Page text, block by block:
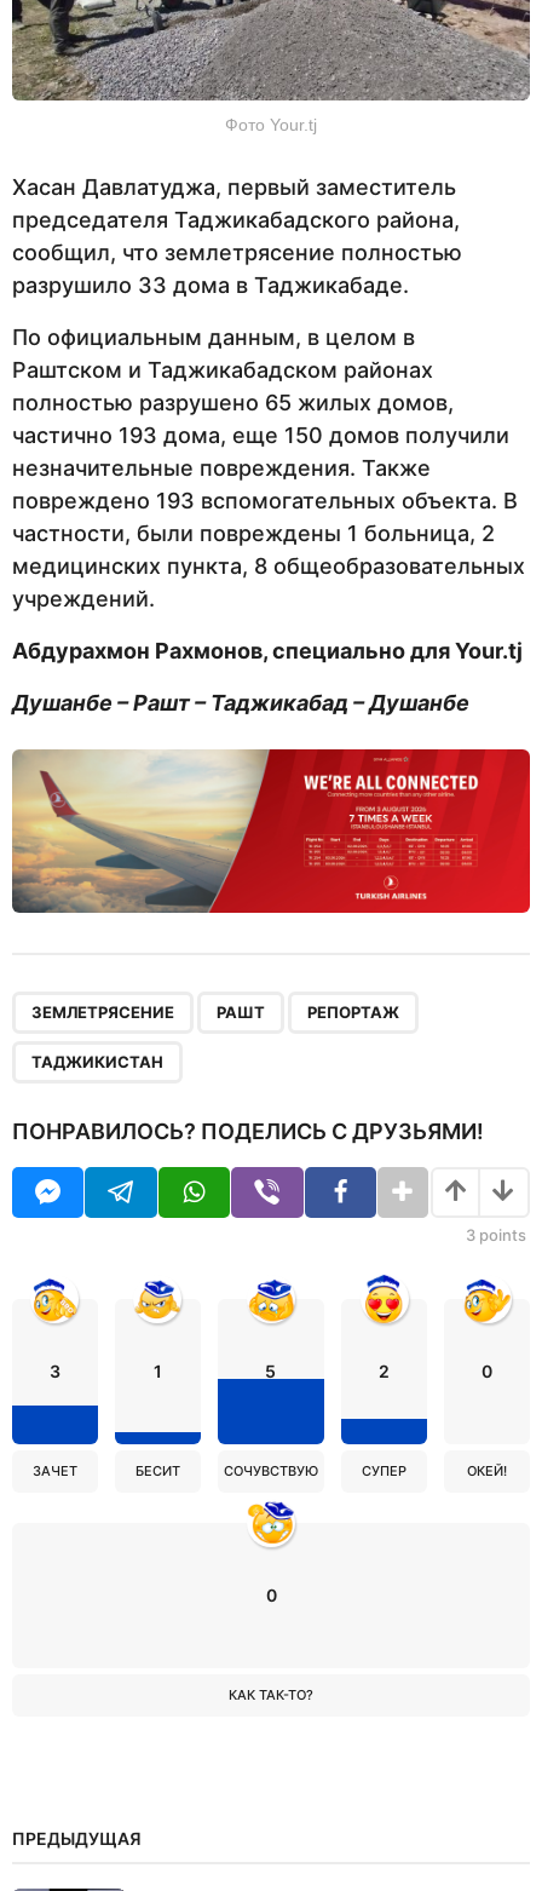
Фото Your.tj
Хасан Давлатуджа, первый заместитель
председателя Таджикабадского района,
сообщил, что землетрясение полностью
разрушило 33 дома в Таджикабаде.
По официальным данным, в целом в
Раштском и Таджикабадском районах
полностью разрушено 65 жилых домов,
частично 193 дома, еще 150 домов получили
незначительные повреждения. Также
повреждено 193 вспомогательных объекта. В
частности, были повреждены 1 больница, 2
медицинских пункта, 8 общеобразовательных
учреждений.
Абдурахмон Рахмонов, специально для Your.tj
Душанбе – Рашт – Таджикабад – Душанбе
ЗЕМЛЕТРЯСЕНИЕ РАШТ РЕПОРТАЖ
ТАДЖИКИСТАН
ПОНРАВИЛОСЬ? ПОДЕЛИСЬ С ДРУЗЬЯМИ!
3 points
3
ЗАЧЕТ
1
БЕСИТ
5
СОЧУВСТВУЮ
2
СУПЕР
0
ОКЕЙ!
0
КАК ТАК-ТО?
ПРЕДЫДУЩАЯ